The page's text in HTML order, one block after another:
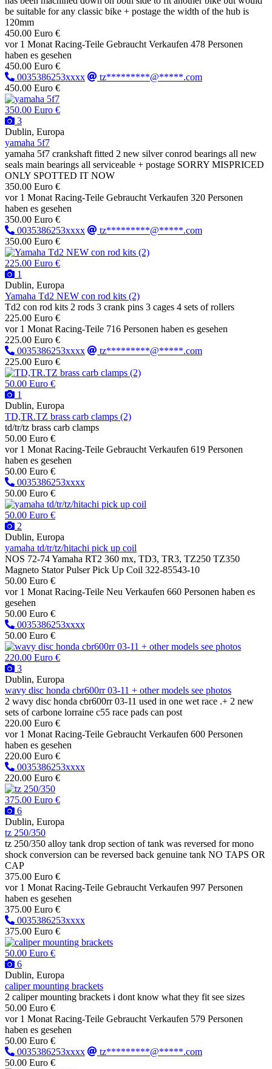
be suitable for any classic bike + postage the width of the hub is
120mm
450.00 Euro €
vor 1 Monat Racing-Teile Gebraucht Verkaufen 478 Personen
haben es gesehen
450.00 Euro €
0035386253xxxx
tz*********@*****.com
450.00 Euro €
350.00 Euro €
3
Dublin, Europa
yamaha 5f7
yamaha 5f7 crankshaft fitted 2 new silver conrod bearings all new
seals main bearings all serviceable + postage SORRY MISPRICED
ONLY SPOTTED IT NOW
350.00 Euro €
vor 1 Monat Racing-Teile Gebraucht Verkaufen 320 Personen
haben es gesehen
350.00 Euro €
0035386253xxxx
tz*********@*****.com
350.00 Euro €
225.00 Euro €
1
Dublin, Europa
Yamaha Td2 NEW con rod kits (2)
Td2 con rod kits 2 rods 3 crank pins 3 cages 4 sets of rollers
225.00 Euro €
vor 1 Monat Racing-Teile 716 Personen haben es gesehen
225.00 Euro €
0035386253xxxx
tz*********@*****.com
225.00 Euro €
50.00 Euro €
1
Dublin, Europa
TD,TR.TZ brass carb clamps (2)
td/tr/tz brass carb clamps
50.00 Euro €
vor 1 Monat Racing-Teile Gebraucht Verkaufen 619 Personen
haben es gesehen
50.00 Euro €
0035386253xxxx
50.00 Euro €
50.00 Euro €
2
Dublin, Europa
yamaha td/tr/tz/hitachi pick up coil
NOS 72-74 Yamaha RT2 360 mx, TD3, TR3, TZ250 TZ350
Magneto Stator Pulser Pick Up Coil 322-85543-10
50.00 Euro €
vor 1 Monat Racing-Teile Neu Verkaufen 660 Personen haben es
gesehen
50.00 Euro €
0035386253xxxx
50.00 Euro €
220.00 Euro €
3
Dublin, Europa
wavy disc honda cbr600rr 03-11 + other models see photos
2 wavy disc honda cbr600rr 03-11 used in one wet race .+ 2 new
sets of carbone lorraine c55 race pads can post
220.00 Euro €
vor 1 Monat Racing-Teile Gebraucht Verkaufen 600 Personen
haben es gesehen
220.00 Euro €
0035386253xxxx
220.00 Euro €
375.00 Euro €
6
Dublin, Europa
tz 250/350
tz 250/350 alloy tank drop section of tank was reversed for mono
shock conversion can be reversed back genuine tank NO TAPS OR
CAP
375.00 Euro €
vor 1 Monat Racing-Teile Gebraucht Verkaufen 997 Personen
haben es gesehen
375.00 Euro €
0035386253xxxx
375.00 Euro €
50.00 Euro €
6
Dublin, Europa
caliper mounting brackets
2 caliper mounting brackets i dont know what they fit see sizes
50.00 Euro €
vor 1 Monat Racing-Teile Gebraucht Verkaufen 579 Personen
haben es gesehen
50.00 Euro €
0035386253xxxx
tz*********@*****.com
50.00 Euro €